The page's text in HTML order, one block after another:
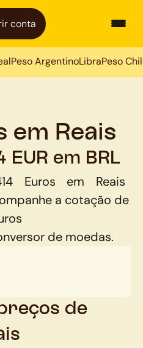
conta
Peso ArgentinoLibraPeso
em Reais
EUR em BRL
Euros em
Reais
a cotação de
de moedas.
de